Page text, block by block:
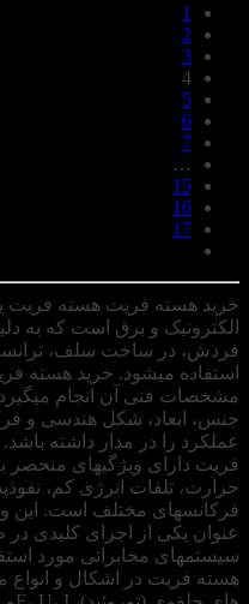
1
2
3
4
5
6
7
…
15
16
17
خرید هسته فریت هسته فریت
الکترونیک و برق است که به
فردش، در ساخت سلف،
استفاده میشود. خرید هسته
مشخصات فنی آن انجام میگیرد.
جنس، ابعاد، شکل هندسی و
عملکرد را در مدار داشته
فریت دارای ویژگیهای منحصر
حرارت، تلفات انرژی کم،
فرکانسهای مختلف است. این
عنوان یکی از اجزای کلیدی
سیستمهای مخابراتی مورد
هسته فریت در اشکال و انواع